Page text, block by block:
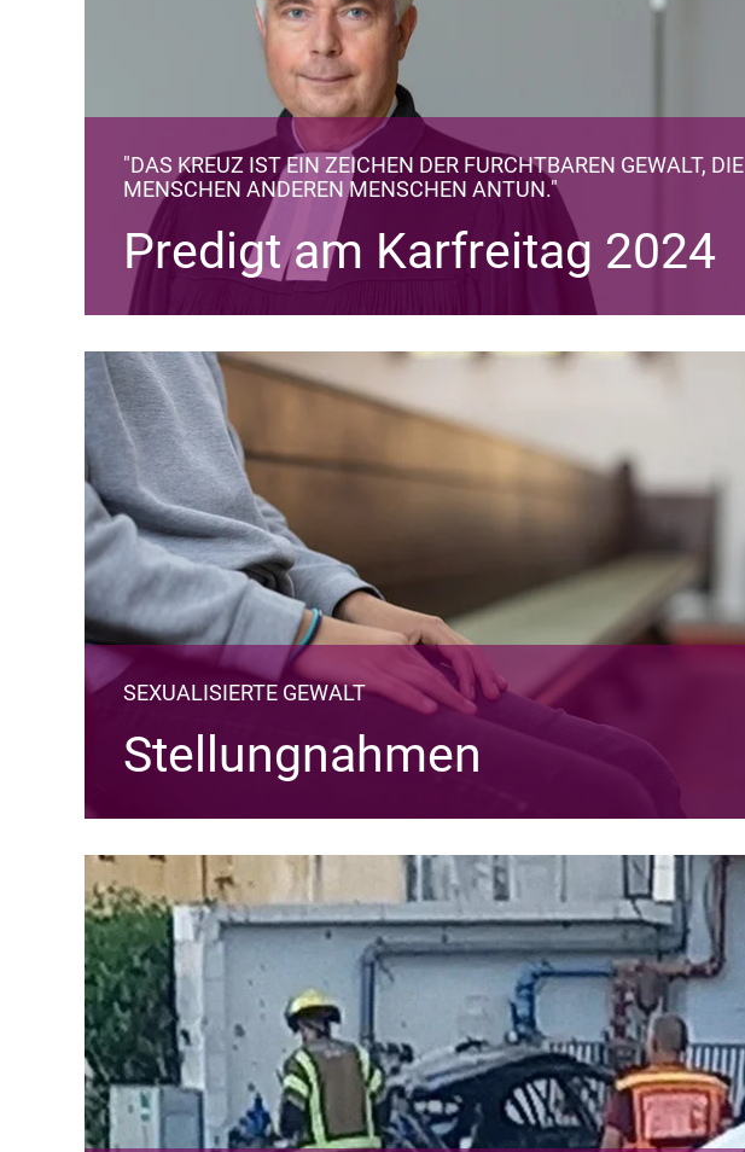
"DAS KREUZ IST EIN ZEICHEN DER FURCHTBAREN GEWALT, DIE
MENSCHEN ANDEREN MENSCHEN ANTUN."
Predigt am Karfreitag 2024
SEXUALISIERTE GEWALT
Stellungnahmen